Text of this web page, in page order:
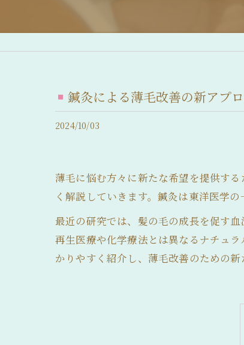
牽引性脱毛症
産後脱毛症 (産後の抜け毛)
急性休止期脱毛症
慢性休止期脱毛症
抜け毛について
前髪の後退
髪のボリュームの減少
鍼灸による薄毛改善の新アプ
2024/10/03
薄毛に悩む方々に新たな希望を提供す
く解説していきます。鍼灸は東洋医学
最近の研究では、髪の毛の成長を促す
再生医療や化学療法とは異なるナチュ
かりやすく紹介し、薄毛改善のための新